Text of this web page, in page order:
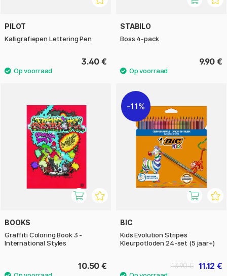
PILOT
Kalligrafiepen Lettering Pen
3.40 €
STABILO
Boss 4-pack
9.90 €
BOOKS
Graffiti Coloring Book 3 -
International Styles
10.50 €
11%
BIC
Kids Evolution Stripes
Kleurpotloden 24-set (5 jaar+)
11.12 €
13.90 €